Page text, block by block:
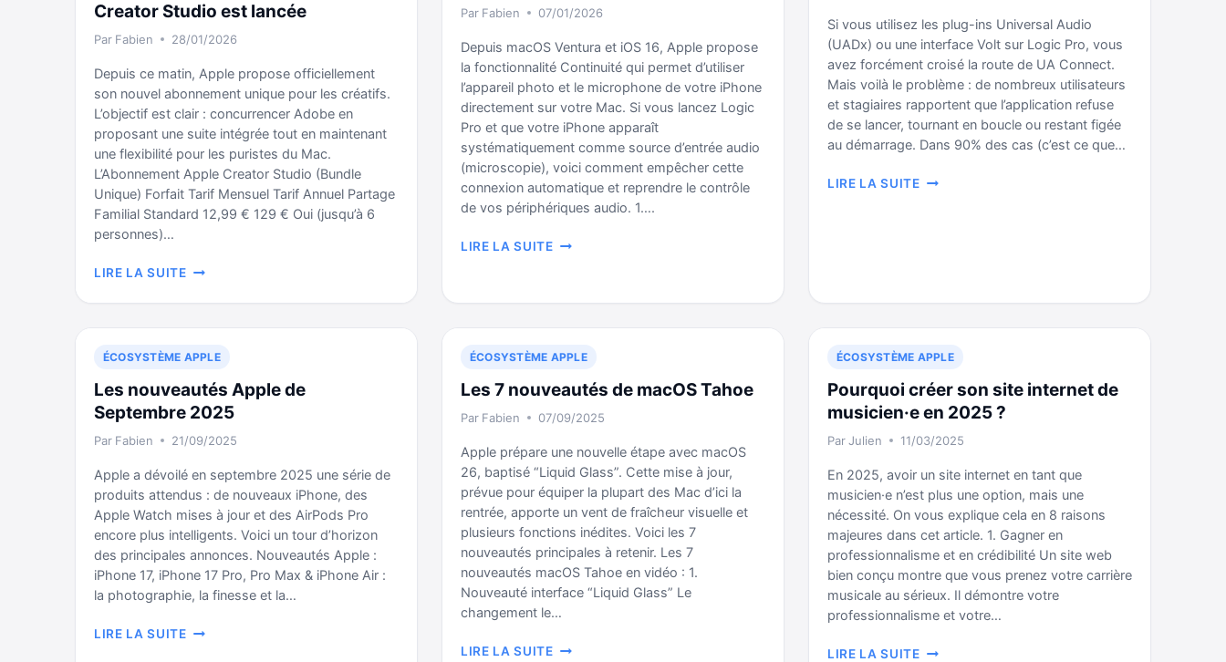
FERRARI
APPREND
Creator Studio est lancée
Par Fabien 28/01/2026
Depuis ce matin, Apple propose officiellement
son nouvel abonnement unique pour les créatifs.
L’objectif est clair : concurrencer Adobe en
proposant une suite intégrée tout en maintenant
une flexibilité pour les puristes du Mac.
L’Abonnement Apple Creator Studio (Bundle
Unique) Forfait Tarif Mensuel Tarif Annuel Partage
Familial Standard 12,99 € 129 € Oui (jusqu’à 6
personnes)…
LIRE LA SUITESTRATÉGIE
PRIX
:
APPLE
CREATOR
EST
LANCÉE
Par Fabien 07/01/2026
Depuis macOS Ventura et iOS 16, Apple propose
la fonctionnalité Continuité qui permet d’utiliser
l’appareil photo et le microphone de votre iPhone
directement sur votre Mac. Si vous lancez Logic
Pro et que votre iPhone apparaît
systématiquement comme source d’entrée audio
(microscopie), voici comment empêcher cette
connexion automatique et reprendre le contrôle
de vos périphériques audio. 1….
LIRE LA SUITECOMMENT
DEMANDE
À
DEVENIR
MICRO
DE
LOGIC
PRO
Si vous utilisez les plug-ins Universal Audio
(UADx) ou une interface Volt sur Logic Pro, vous
avez forcément croisé la route de UA Connect.
Mais voilà le problème : de nombreux utilisateurs
et stagiaires rapportent que l’application refuse
de se lancer, tournant en boucle ou restant figée
au démarrage. Dans 90% des cas (c’est ce que…
LIRE LA SUITEUA
LA
SOLUTION
3
ÉTAPES)
ÉCOSYSTÈME APPLE
Les nouveautés Apple de
Septembre 2025
Par Fabien 21/09/2025
Apple a dévoilé en septembre 2025 une série de
produits attendus : de nouveaux iPhone, des
Apple Watch mises à jour et des AirPods Pro
encore plus intelligents. Voici un tour d’horizon
des principales annonces. Nouveautés Apple :
iPhone 17, iPhone 17 Pro, Pro Max & iPhone Air :
la photographie, la finesse et la…
LIRE LA SUITELES
ÉCOSYSTÈME APPLE
Les 7 nouveautés de macOS Tahoe
Par Fabien 07/09/2025
Apple prépare une nouvelle étape avec macOS
26, baptisé “Liquid Glass”. Cette mise à jour,
prévue pour équiper la plupart des Mac d’ici la
rentrée, apporte un vent de fraîcheur visuelle et
plusieurs fonctions inédites. Voici les 7
nouveautés principales à retenir. Les 7
nouveautés macOS Tahoe en vidéo : 1.
Nouveauté interface “Liquid Glass” Le
changement le…
LIRE LA SUITELES
ÉCOSYSTÈME APPLE
Pourquoi créer son site internet de
musicien·e en 2025 ?
ParJulien 11/03/2025
En 2025, avoir un site internet en tant que
musicien·e n’est plus une option, mais une
nécessité. On vous explique cela en 8 raisons
majeures dans cet article. 1. Gagner en
professionnalisme et en crédibilité Un site web
bien conçu montre que vous prenez votre carrière
musicale au sérieux. Il démontre votre
professionnalisme et votre…
LIRE LA SUITEPOURQUOI